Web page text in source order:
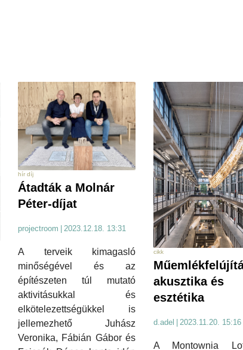
hír díj
Átadták a Molnár
Péter-díjat
projectroom | 2023.12.18. 13:31
A terveik kimagasló
minőségével és az
építészeten túl mutató
aktivitásukkal és
elkötelezettségükkel is
jellemezhető Juhász
Veronika, Fábián Gábor és
cikk
akusztika és
esztétika
d.adel 2023.11.20. 15:16
A Montownia